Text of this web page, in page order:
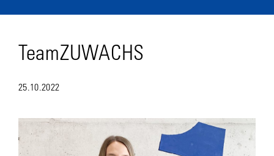
TeamZUWACHS
25.10.2022